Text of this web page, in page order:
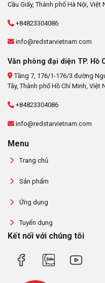
Cầu Giấy, Thành phố Hà Nội, Việt
+84823304086
info@redstarvietnam.com
Văn phòng đại diện TP. Hồ
Tầng 7, 176/1-176/3 đường
Tây, Thành phố Hồ Chí Minh, Việt
+84823304086
info@redstarvietnam.com
Menu
Trang chủ
Sản phẩm
Ứng dụng
Tuyển dụng
Kết nối với chúng tôi